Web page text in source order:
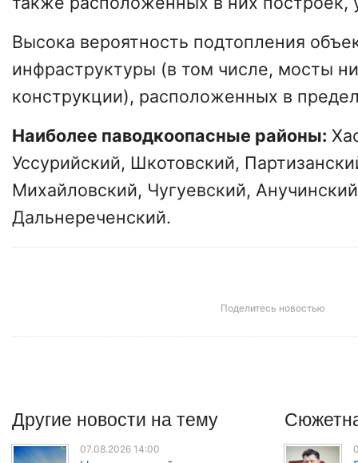
Высока вероятность подтопления
инфраструктуры (в том числе, мосты
конструкции), расположенных в
Наиболее паводкоопасные районы:
Уссурийский, Шкотовский,
Михайловский, Чугуевский,
Дальнереченский.
Поделитесь новостью
Другие новости на тему
07.08.2026 14:00